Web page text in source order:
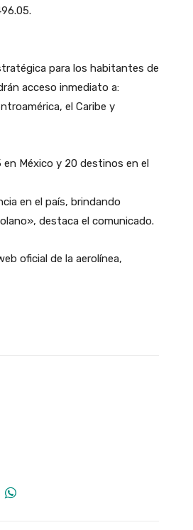
para los habitantes de
acceso inmediato a:
el Caribe y
en México y 20 destinos en el
en el país, brindando
destaca el comunicado.
oficial de la aerolínea,